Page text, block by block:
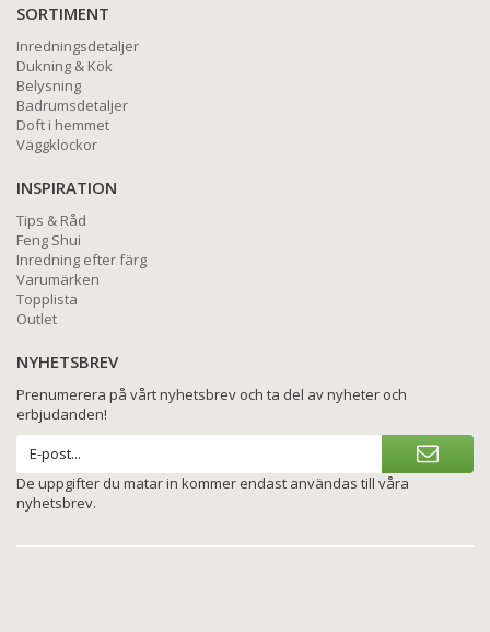
SORTIMENT
Inredningsdetaljer
Dukning & Kök
Belysning
Badrumsdetaljer
Doft i hemmet
Väggklockor
INSPIRATION
Tips & Råd
Feng Shui
Inredning efter färg
Varumärken
Topplista
Outlet
NYHETSBREV
Prenumerera på vårt nyhetsbrev och ta del av nyheter och
erbjudanden!
De uppgifter du matar in kommer endast användas till våra
nyhetsbrev.